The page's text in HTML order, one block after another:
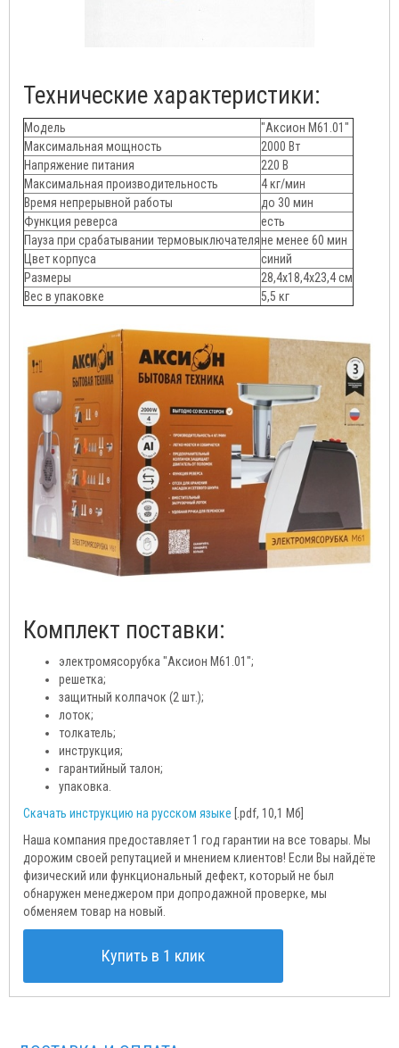
Технические характеристики:
Модель
"Аксион М61.01"
Максимальная мощность
2000 Вт
Напряжение питания
220 В
Максимальная производительность
4 кг/мин
Время непрерывной работы
до 30 мин
Функция реверса
есть
Пауза при срабатывании термовыключателяне менее 60 мин
Цвет корпуса
синий
Размеры
28,4х18,4х23,4 см
Вес в упаковке
5,5 кг
Комплект поставки:
электромясорубка "Аксион М61.01";
решетка;
защитный колпачок (2 шт.);
лоток;
толкатель;
инструкция;
гарантийный талон;
упаковка.
Скачать инструкцию на русском языке [.pdf, 10,1 Мб]
Наша компания предоставляет 1 год гарантии на все товары. Мы
дорожим своей репутацией и мнением клиентов! Если Вы найдёте
физический или функциональный дефект, который не был
обнаружен менеджером при допродажной проверке, мы
обменяем товар на новый.
Купить в 1 клик